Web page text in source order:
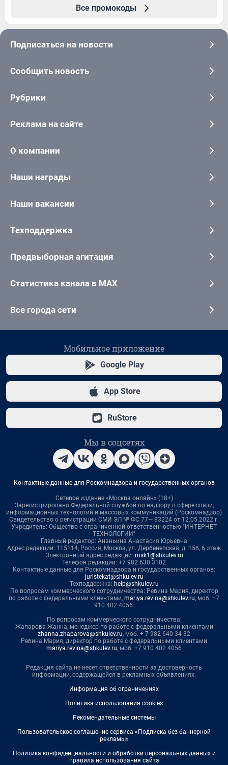
Все промокоды
Подписаться на новости
Сообщить новость
Рубрики
Реклама на сайте
О компании
Наши награды
Наши вакансии
Техподдержка
Предвыборная агитация
Статистика канала в MAX
Все города сети
Мобильное приложение
Google Play
App Store
RuStore
Мы в соцсетях
Контактные данные для Роскомнадзора и государственных органов
Сетевое издание «Москва онлайн» (18+)
Зарегистрировано Федеральной службой по надзору в сфере связи,
информационных технологий и массовых коммуникаций (Роскомнадзор)
Свидетельство о регистрации СМИ ЭЛ № ФС 77— 83224 от 12.05.2022 г.
Учредитель: Общество с ограниченной ответственностью "ИНТЕРНЕТ
ТЕХНОЛОГИИ"
Главный редактор: Ананьина Анастасия Юрьевна
Адрес редакции: 115114, Россия, Москва, ул. Дербеневская, д. 15б, 6 этаж
Электронный адрес редакции: msk1@shkulev.ru
Телефон редакции: +7 982 630 3102
Контактные данные для Роскомнадзора и государственных органов:
juristekat@shkulev.ru
Техподдержка: help@shkulev.ru
По вопросам коммерческого сотрудничества: Ревина Мария, директор
по работе с федеральными клиентами, mariya.revina@shkulev.ru, моб. +7
910 402 4056.
По вопросам коммерческого сотрудничества:
Жапарова Жанна, менеджер по работе с федеральными клиентами
zhanna.zhaparova@shkulev.ru, моб. + 7 982 640 34 32
Ревина Мария, директор по работе с федеральными клиентами
mariya.revina@shkulev.ru, моб. +7 910 402 4056
Редакция сайта не несет ответственности за достоверность
информации, содержащейся в рекламных объявлениях.
Информация об ограничениях
Политика использования cookies
Рекомендательные системы
Пользовательское соглашение сервиса «Подписка без баннерной
рекламы»
Политика конфиденциальности и обработки персональных данных и
правила использования сайта